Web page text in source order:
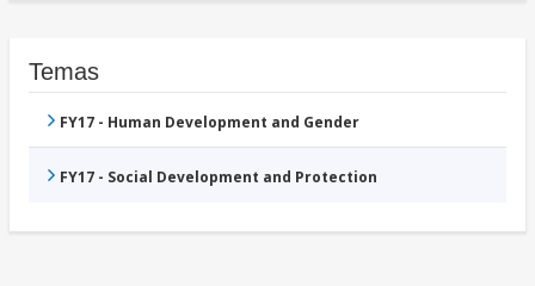
Temas
FY17 - Human Development and Gender
FY17 - Social Development and Protection